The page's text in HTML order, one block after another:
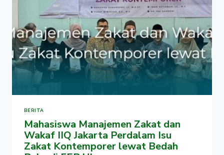
IIQ
JAKARTA
KUPAS
PRINSIP
MASLAHAT
DAN
‘ADALAH’
BERITA
Mahasiswa Manajemen Zakat dan
Wakaf IIQ Jakarta Perdalam Isu
Zakat Kontemporer lewat Bedah